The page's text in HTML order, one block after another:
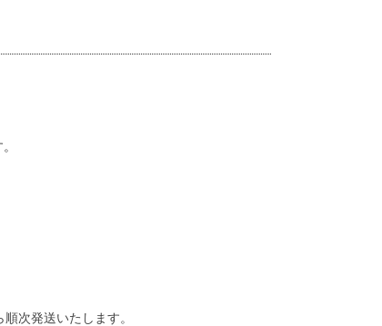
次発送いたします。